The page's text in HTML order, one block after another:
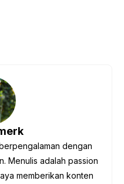
dengan
Menulis adalah passion
memberikan konten